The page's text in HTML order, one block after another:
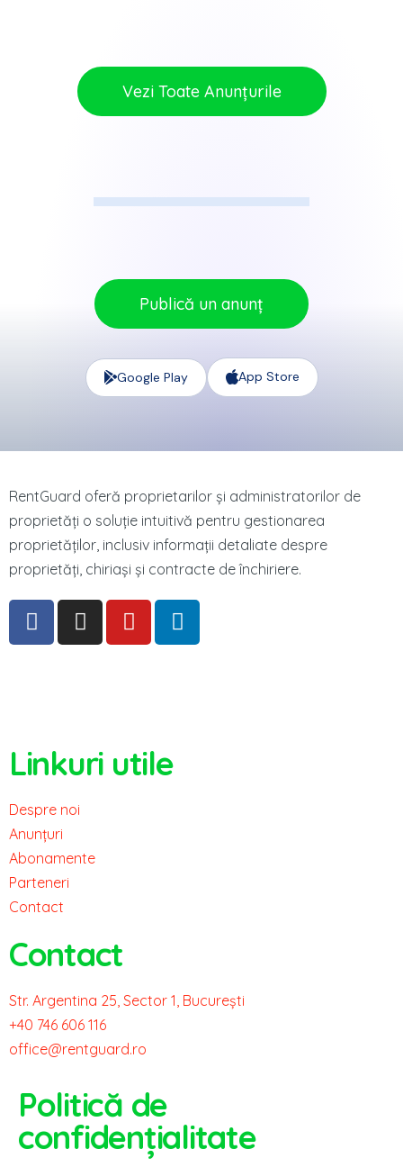
Vezi Toate Anunțurile
Publică un anunț
Google Play App Store
RentGuard oferă proprietarilor și administratorilor de
proprietăți o soluție intuitivă pentru gestionarea
proprietăților, inclusiv informații detaliate despre
proprietăți, chiriași și contracte de închiriere.
Linkuri utile
Despre noi
Anunțuri
Abonamente
Parteneri
Contact
Contact
Str. Argentina 25, Sector 1, București
+40 746 606 116
office@rentguard.ro
Politică de
confidențialitate